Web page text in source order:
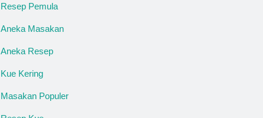
Resep Pemula
Aneka Masakan
Aneka Resep
Kue Kering
Masakan Populer